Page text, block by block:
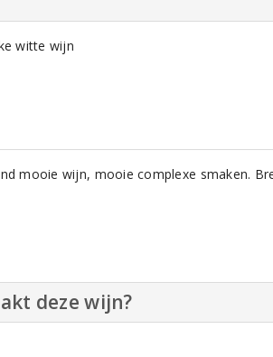
witte wijn
mooie wijn, mooie complexe smaken.
deze wijn?